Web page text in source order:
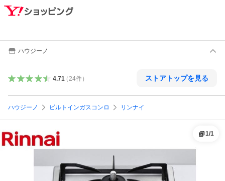
ハウジーノ
4.71（ 24件） ストアトップを見る
ハウジーノ ビルトインガスコンロ リンナイ
1/1